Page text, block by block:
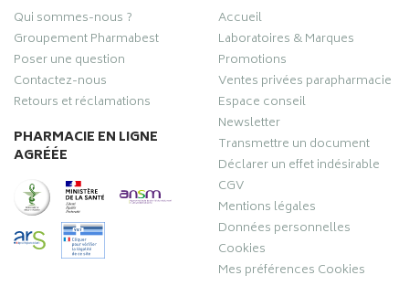
Qui sommes-nous ?
Groupement Pharmabest
Poser une question
Contactez-nous
Retours et réclamations
PHARMACIE EN LIGNE
AGRÉÉE
Accueil
Laboratoires & Marques
Promotions
Ventes privées parapharmacie
Espace conseil
Newsletter
Transmettre un document
Déclarer un effet indésirable
CGV
Mentions légales
Données personnelles
Cookies
Mes préférences Cookies